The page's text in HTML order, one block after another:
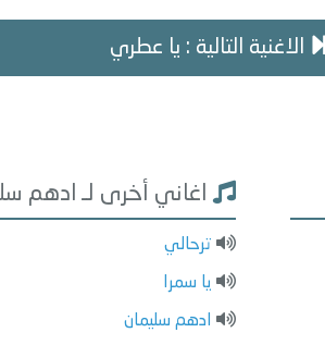
الاغنية التالية : يا عطري
اغاني أخرى لـ ادهم
ترحالي
يا سمرا
ادهم سليمان